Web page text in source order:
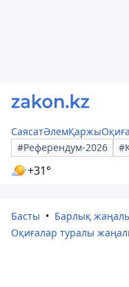
СаясатӘлемҚаржыОқиға
#Референдум-2026
+31°
Басты
Барлық
Оқиғалар туралы